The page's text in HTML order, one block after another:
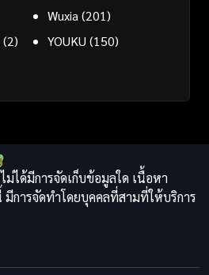
Wuxia(201)
(2) YOUKU (150)
ได้มีการจัดเก็บข้อมูลใด เนื้อหา
การจัดทำโดยบุคคลที่สามที่ให้บริการ